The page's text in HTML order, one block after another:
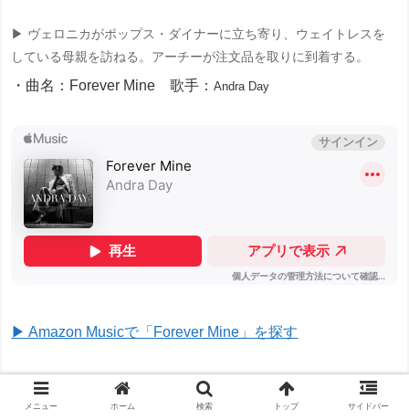
▶ ヴェロニカがポップス・ダイナーに立ち寄り、ウェイトレスを
している母親を訪ねる。アーチーが注文品を取りに到着する。
・曲名：Forever Mine 歌手：Andra Day
▶ Amazon Musicで「Forever Mine」を探す
▶ ヴェロニカとアーチーが、ベティとの友情を台無しにしてしま
ったことについて話す。
メニュー ホーム 検索 トップ サイドバー